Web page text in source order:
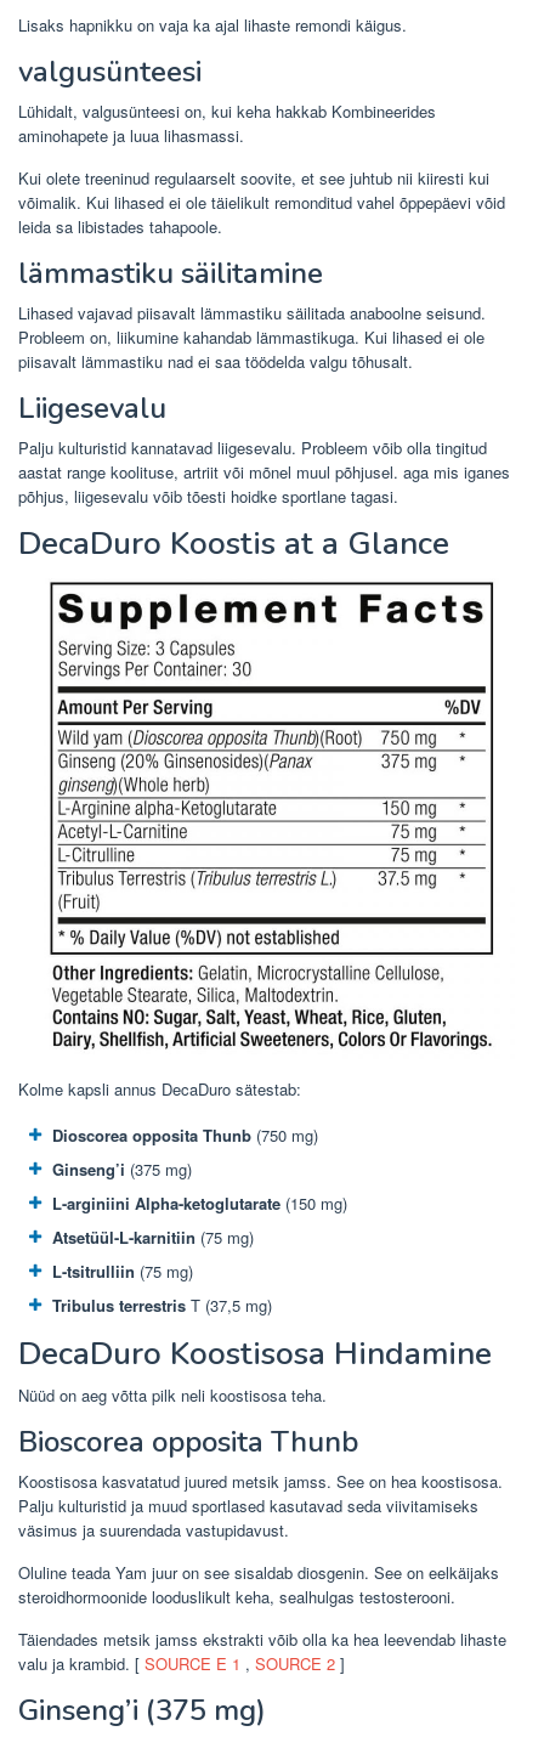
Lisaks hapnikku on vaja ka ajal lihaste remondi käigus.
valgusünteesi
Lühidalt, valgusünteesi on, kui keha hakkab Kombineerides
aminohapete ja luua lihasmassi.
Kui olete treeninud regulaarselt soovite, et see juhtub nii kiiresti kui
võimalik. Kui lihased ei ole täielikult remonditud vahel õppepäevi võid
leida sa libistades tahapoole.
lämmastiku säilitamine
Lihased vajavad piisavalt lämmastiku säilitada anaboolne seisund.
Probleem on, liikumine kahandab lämmastikuga. Kui lihased ei ole
piisavalt lämmastiku nad ei saa töödelda valgu tõhusalt.
Liigesevalu
Palju kulturistid kannatavad liigesevalu. Probleem võib olla tingitud
aastat range koolituse, artriit või mõnel muul põhjusel. aga mis iganes
põhjus, liigesevalu võib tõesti hoidke sportlane tagasi.
DecaDuro Koostis at a Glance
Kolme kapsli annus DecaDuro sätestab:
Dioscorea opposita Thunb (750 mg)
Ginseng’i (375 mg)
L-arginiini Alpha-ketoglutarate (150 mg)
Atsetüül-L-karnitiin (75 mg)
L-tsitrulliin (75 mg)
Tribulus terrestris T (37,5 mg)
DecaDuro Koostisosa Hindamine
Nüüd on aeg võtta pilk neli koostisosa teha.
Bioscorea opposita Thunb
Koostisosa kasvatatud juured metsik jamss. See on hea koostisosa.
Palju kulturistid ja muud sportlased kasutavad seda viivitamiseks
väsimus ja suurendada vastupidavust.
Oluline teada Yam juur on see sisaldab diosgenin. See on eelkäijaks
steroidhormoonide looduslikult keha, sealhulgas testosterooni.
Täiendades metsik jamss ekstrakti võib olla ka hea leevendab lihaste
valu ja krambid. [ SOURCE E 1 , SOURCE 2 ]
Ginseng’i (375 mg)